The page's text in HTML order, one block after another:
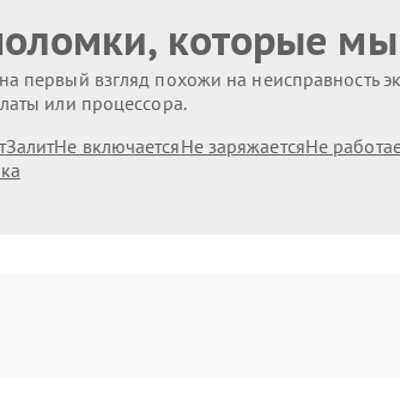
которые
первый взгляд похожи на неисправность
или процессора.
ЗалитНе включаетсяНе заряжаетсяНе